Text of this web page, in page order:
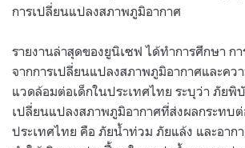
การเปลี่ยนแปลงสภาพภูมิอากาศ
รายงานล่าสุดของยูนิเซฟ ได้ทำการศึกษา ก
จากการเปลี่ยนแปลงสภาพภูมิอากาศและคว
แวดล้อมต่อเด็กในประเทศไทย ระบุว่า ภัยพิ
เปลี่ยนแปลงสภาพภูมิอากาศที่ส่งผลกระทบต่
ประเทศไทย คือ ภัยน้ำท่วม ภัยแล้ง และอาก